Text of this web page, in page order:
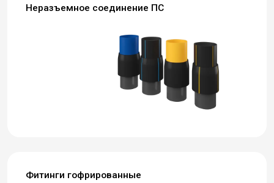
Неразъемное соединение ПС
Фитинги гофрированные